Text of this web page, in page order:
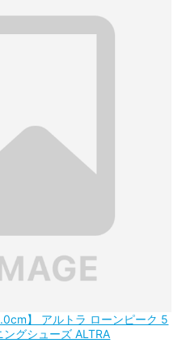
】 アルトラ ローンピーク 5
グシューズ ALTRA